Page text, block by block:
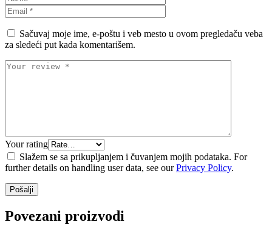
Sačuvaj moje ime, e-poštu i veb mesto u ovom pregledaču veba
za sledeći put kada komentarišem.
Your rating
Slažem se sa prikupljanjem i čuvanjem mojih podataka. For
further details on handling user data, see ourPrivacy Policy.
Povezani proizvodi